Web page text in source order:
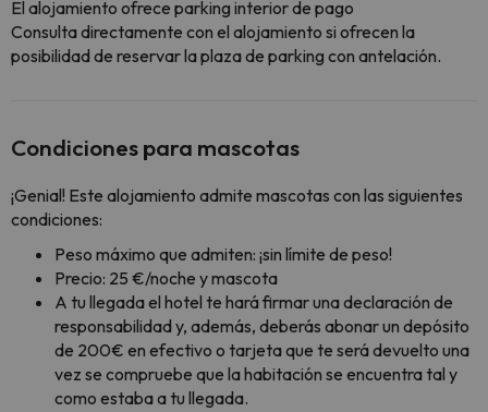
El alojamiento ofrece parking interior de pago
Consulta directamente con el alojamiento si ofrecen la
posibilidad de reservar la plaza de parking con antelación.
Condiciones para mascotas
¡Genial! Este alojamiento admite mascotas con las siguientes
condiciones:
Peso máximo que admiten: ¡sin límite de peso!
Precio: 25 €/noche y mascota
A tu llegada el hotel te hará firmar una declaración de
responsabilidad y, además, deberás abonar un depósito
de 200€ en efectivo o tarjeta que te será devuelto una
vez se compruebe que la habitación se encuentra tal y
como estaba a tu llegada.